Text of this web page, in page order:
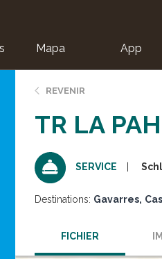
Mapa App
REVENIR
TR LA
SERVICE
Destinations: Gavarres
FICHIER